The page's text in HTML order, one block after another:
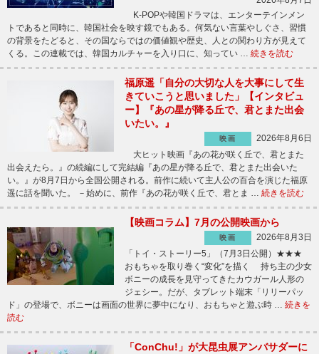
K-POPや韓国ドラマは、エンターテインメン
トであると同時に、韓国社会を映す鏡でもある。何気ない言葉やしぐさ、習慣
の背景をたどると、その国ならではの価値観や歴史、人との関わり方が見えて
くる。この連載では、韓国カルチャーを入り口に、知ってい … 続きを読む
福原遥「自分の大切な人を大事にして生
きていこうと思いました」【インタビュ
ー】『あの星が降る丘で、君とまた出会
いたい。』
映画
2026年8月6日
大ヒット映画『あの花が咲く丘で、君とまた
出会えたら。』の続編にして完結編『あの星が降る丘で、君とまた出会いた
い。』が8月7日から全国公開される。前作に続いて主人公の百合を演じた福原
遥に話を聞いた。 －始めに、前作『あの花が咲く丘で、君とま … 続きを読む
【映画コラム】7月の公開映画から
映画
2026年8月3日
「トイ・ストーリー5」（7月3日公開）★★★
おもちゃを取り巻く“変化”を描く 持ち主の少女
ボニーの成長を見守ってきたカウガール人形の
ジェシー。だが、タブレット端末「リリーパッ
ド」の登場で、ボニーは画面の世界に夢中になり、おもちゃと遊ぶ時 … 続きを
読む
「ConChu!」が大昆虫展アンバサダーに